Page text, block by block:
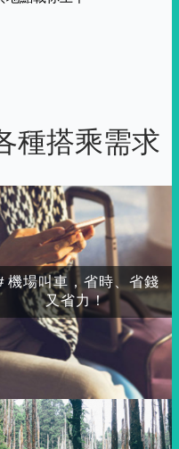
種搭乘需求
機場叫車，省時、省錢
又省力！